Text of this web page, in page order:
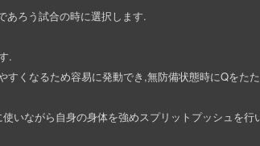
あろう試合の時に選択します.
.
すくなるため容易に発動でき,無防備状態時にQをた
いながら自身の身体を強めスプリットプッシュを行